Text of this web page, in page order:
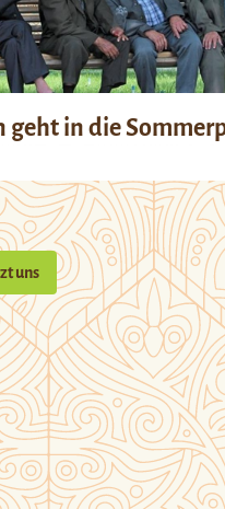
geht in die
uns